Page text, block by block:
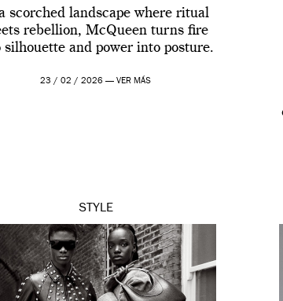
scorched landscape where ritual
rebellion, McQueen turns fire
silhouette and power into posture.
23 / 02 / 2026 —VER MÁS
STYLE